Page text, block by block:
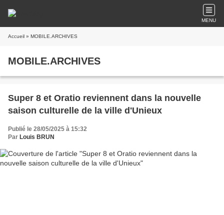
MENU
Accueil » MOBILE.ARCHIVES
MOBILE.ARCHIVES
Super 8 et Oratio reviennent dans la nouvelle
saison culturelle de la ville d'Unieux
Publié le 28/05/2025 à 15:32
Par Louis BRUN